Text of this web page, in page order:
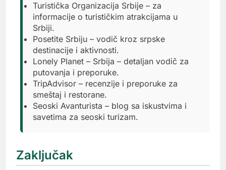
Turistička Organizacija Srbije – za
informacije o turističkim atrakcijama u
Srbiji.
Posetite Srbiju – vodič kroz srpske
destinacije i aktivnosti.
Lonely Planet – Srbija – detaljan vodič za
putovanja i preporuke.
TripAdvisor – recenzije i preporuke za
smeštaj i restorane.
Seoski Avanturista – blog sa iskustvima i
savetima za seoski turizam.
Zaključak